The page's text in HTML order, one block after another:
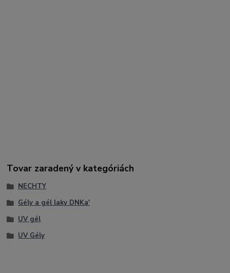
Tovar zaradený v kategóriách
NECHTY
Gély a gél laky DNKa'
UV gél
UV Gély